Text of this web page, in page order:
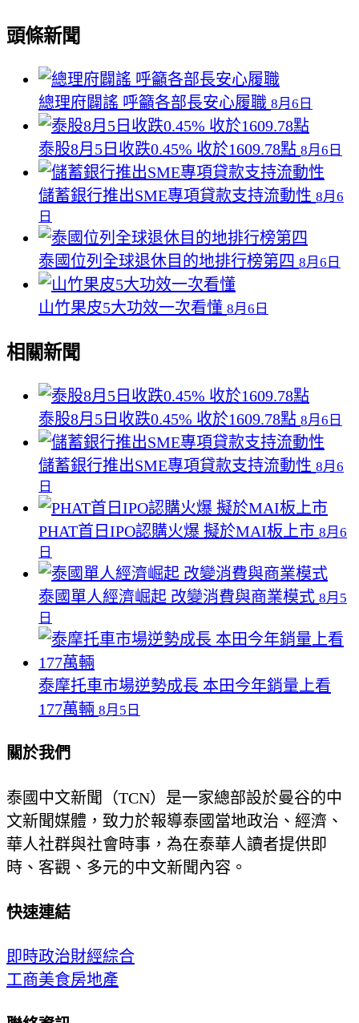
頭條新聞
總理府闢謠 呼籲各部長安心履職 8月6日
泰股8月5日收跌0.45% 收於1609.78點 8月6日
儲蓄銀行推出SME專項貸款支持流動性 8月6
日
泰國位列全球退休目的地排行榜第四 8月6日
山竹果皮5大功效一次看懂 8月6日
相關新聞
泰股8月5日收跌0.45% 收於1609.78點 8月6日
儲蓄銀行推出SME專項貸款支持流動性 8月6
日
PHAT首日IPO認購火爆 擬於MAI板上市 8月6
日
泰國單人經濟崛起 改變消費與商業模式 8月5
日
泰摩托車市場逆勢成長 本田今年銷量上看
177萬輛 8月5日
關於我們
泰國中文新聞（TCN）是一家總部設於曼谷的中
文新聞媒體，致力於報導泰國當地政治、經濟、
華人社群與社會時事，為在泰華人讀者提供即
時、客觀、多元的中文新聞內容。
快速連結
即時政治財經綜合
工商美食房地產